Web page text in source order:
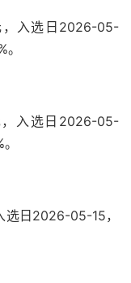
，入选日2026-05-
，入选日2026-05-
日2026-05-15，